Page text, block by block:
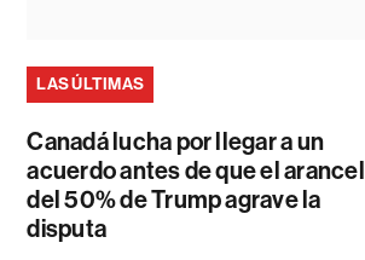
LAS ÚLTIMAS
Canadá lucha por llegar a un
acuerdo antes de que el arancel
del 50% de Trump agrave la
disputa